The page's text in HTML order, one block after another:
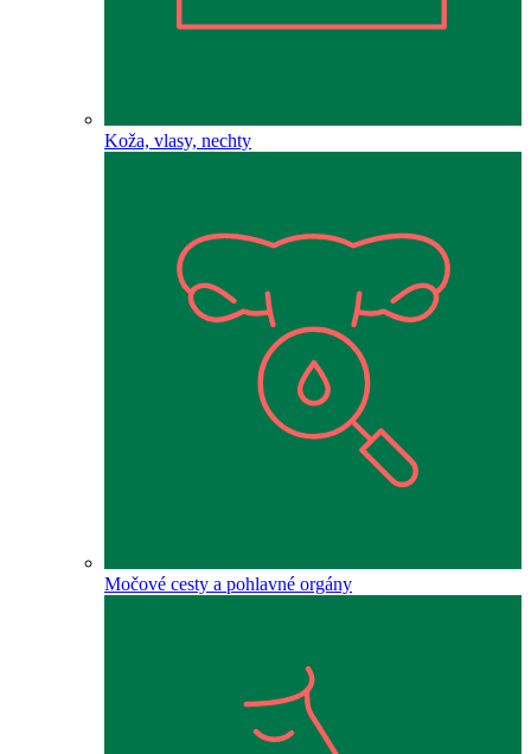
Koža, vlasy, nechty
Močové cesty a pohlavné orgány